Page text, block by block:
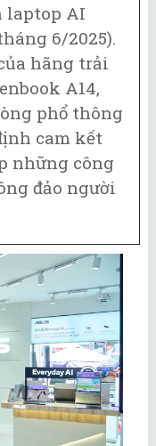
laptop AI
6/2025).
hãng trải
A14,
phổ thông
cam kết
những công
đảo người